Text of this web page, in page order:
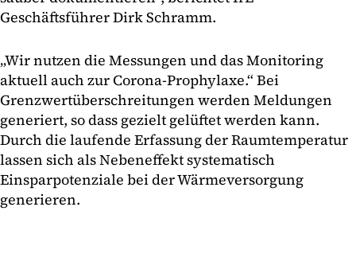
Geschäftsführer Dirk Schramm.
„Wir nutzen die Messungen und das Monitoring
aktuell auch zur Corona-Prophylaxe.“ Bei
Grenzwertüberschreitungen werden Meldungen
generiert, so dass gezielt gelüftet werden kann.
Durch die laufende Erfassung der Raumtemperatur
lassen sich als Nebeneffekt systematisch
Einsparpotenziale bei der Wärmeversorgung
generieren.